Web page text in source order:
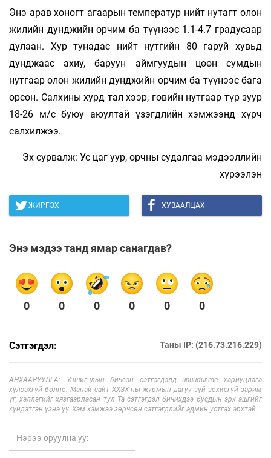
Энэ арав хоногт агаарын температур нийт нутагт олон
жилийн дунджийн орчим ба түүнээс 1.1-4.7 градусаар
дулаан. Хур тунадас нийт нутгийн 80 гаруй хувьд
дунджаас ахиу, баруун аймгуудын цөөн сумдын
нутгаар олон жилийн дунджийн орчим ба түүнээс бага
орсон. Салхины хурд тал хээр, говийн нутгаар түр зуур
18-26 м/с буюу аюултай үзэгдлийн хэмжээнд хүрч
салхилжээ.
Эх сурвалж: Ус цаг уур, орчны судалгаа мэдээллийн
хүрээлэн
ЖИРГЭХ ХУВААЛЦАХ
Энэ мэдээ танд ямар санагдав?
0 0 0 0 0 0
Сэтгэгдэл: Таны IP: (216.73.216.229)
АНХААРУУЛГА: Уншигчдын бичсэн сэтгэгдэлд unuudur.mn хариуцлага
хүлээхгүй болно. Манай сайт ХХЗХ-ны журмын дагуу зүй зохисгүй зарим
үг, хэллэгийг хязгаарласан тул Та сэтгэгдэл бичихдээ бусдын эрх ашгийг
хүндэтгэн үзнэ үү. Хэм хэмжээ зөрчсөн сэтгэгдлийг админ устгах эрхтэй.